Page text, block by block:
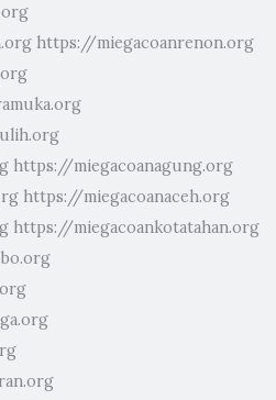
https://miegacoanrenon.org
https://miegacoanagung.org
https://miegacoanaceh.org
https://miegacoankotatahan.org